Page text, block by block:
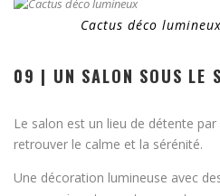
Cactus déco
09 | UN SALON SOUS LE
Le salon est un lieu de détente
retrouver le calme et la sérénité.
Une décoration lumineuse avec